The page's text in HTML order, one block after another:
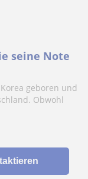
seine Note
geboren und
Obwohl